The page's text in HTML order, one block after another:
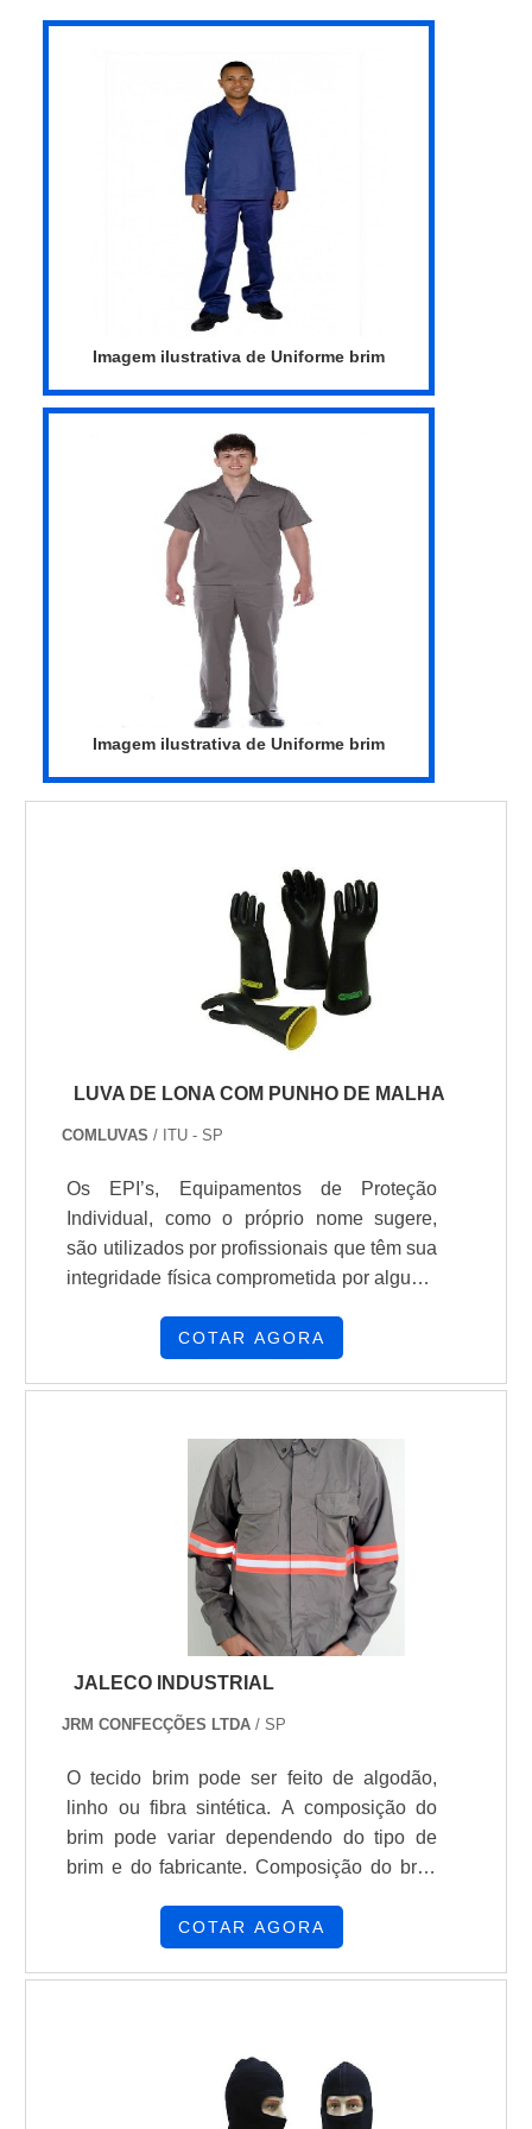
Esse tipo de cuidado ajuda a garantir a
além de evitar prejuízos com substituições
frequentes de produtos que não cumprem
com suas funções adequadamente. Assim,
é possível poupar gastos
desnecessários.Existem diversos motivos
para a Routte ter se tornado destaque
quando pensamos em uma empresa que
entrega confiança e produtos de qualidade.
Alguns desses motivos são: Amplo estoque
Comprometimento com o resultado final;
Atendimento personalizado; Logística
planejada para entregas em curto prazo;
Diversas opções de pagamento
disponíveis. REFERÊNCIA DE
QUALIDADE NO SEGMENTOSomente na
Routte existem as melhores variedades no
segmento quando o assunto for uniforme de
brim com faixa refletiva. É sempre a opção
mais confiável, disponibilizando itens como
jaquetas personalizadas para empresas e
jaleco medicina.É uma empresa altamente
qualificada e comprometida com seus
serviços, qualificações possíveis pelo fato
equipamentos de última geração. Tudo
isso, somado a uma equipe multidisciplinar
de consultores associados e profissionais
qualificados, comprova sua essência de
trazer o melhor para todos os clientes....
duráveis. A faixa refletiva presente no
uniforme proporciona maior segurança aos
profissionais que o utilizam, pois reflete a l...
Imagem ilustrativa de Uniforme brim
Imagem ilustrativa de Uniforme brim
LUVA DE LONA COM PUNHO DE MALHA
COMLUVAS / ITU - SP
Os EPI’s, Equipamentos de Proteção
Individual, como o próprio nome sugere,
são utilizados por profissionais que têm sua
integridade física comprometida por alguma
indispensável que eles utilizem alguns
Esses equipamentos podem variar de
nicho.INFORMAÇÕES SOBRE A
UTILIDADE DO PRODUTONo caso da
luva de lona com punho de malha, é um
equipamento indispensável para ações
COTAR AGORA
JALECO INDUSTRIAL
JRM CONFECÇÕES LTDA / SP
O tecido brim pode ser feito de algodão,
linho ou fibra sintética. A composição do
brim pode variar dependendo do tipo de
brim e do fabricante. Composição do brim
(98% algodão e 2% elastano), Brim sarja
100% algodão. Características do brim O
profissional é durável e fácil de lavar O brim
profissional é indicado para confecção de
COTAR AGORA